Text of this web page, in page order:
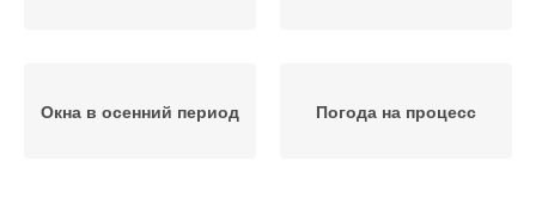
Окна в осенний период Погода на процесс